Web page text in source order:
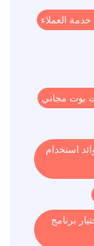
بوت مجاني
استخدام
برنامج